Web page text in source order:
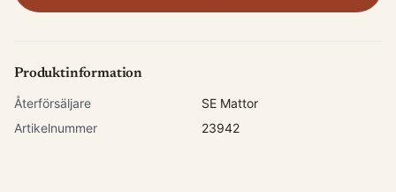
Produktinformation
Återförsäljare
SE Mattor
Artikelnummer
23942